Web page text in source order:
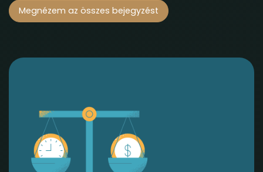
Megnézem az összes bejegyzést